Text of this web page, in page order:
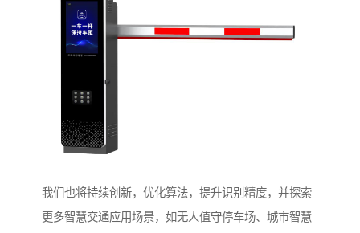
我们也将持续创新，优化算法，提升识别精度，并探索
更多智慧交通应用场景，如无人值守停车场、城市智慧